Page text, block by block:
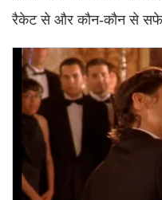
रैकेट से और कौन-कौन से